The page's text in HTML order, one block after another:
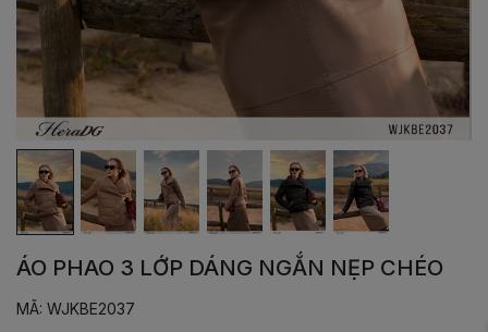
ÁO PHAO 3 LỚP DÁNG NGẮN NẸP CHÉO
MÃ: WJKBE2037